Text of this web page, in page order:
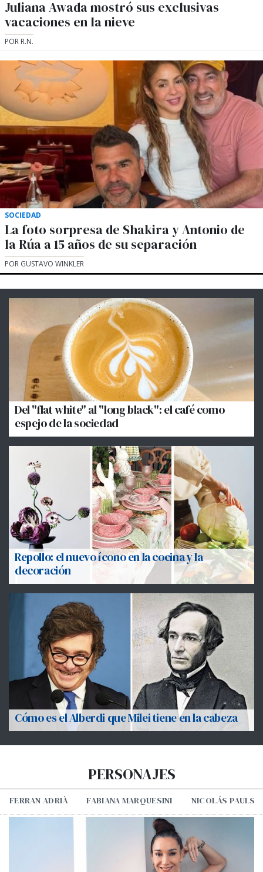
Juliana Awada mostró sus exclusivas
vacaciones en la nieve
POR R.N.
SOCIEDAD
La foto sorpresa de Shakira y Antonio de
la Rúa a 15 años de su separación
POR GUSTAVO WINKLER
Repollo: el nuevo ícono en la cocina y la
decoración
Del "flat white" al "long black": el café como
espejo de la sociedad
Cómo es el Alberdi que Milei tiene en la cabeza
PERSONAJES
FERRAN ADRIÀ FABIANA MARQUESINI NICOLÁS PAULS